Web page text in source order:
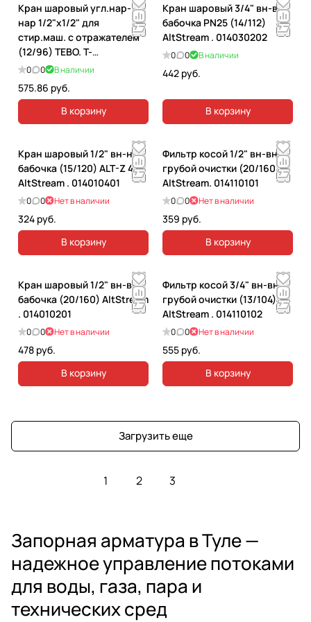
Кран шаровый угл.нар-
нар 1/2"х1/2" для
стир.маш. с отражателем
(12/96) ТЕВО. Т-
КШ.С.555.1212.ХР.CN
0 0 В наличии
575.86 руб.
В корзину
Кран шаровый 3/4" вн-вн
бабочка PN25 (14/112)
AltStream . 014030202
0 0 В наличии
442 руб.
В корзину
Кран шаровый 1/2" вн-нар
бабочка (15/120) ALT-Z 401
AltStream . 014010401
0 0 Нет в наличии
324 руб.
В корзину
Фильтр косой 1/2" вн-вн
грубой очистки (20/160)
AltStream. 014110101
0 0 Нет в наличии
359 руб.
В корзину
Кран шаровый 1/2" вн-вн
бабочка (20/160) AltStream
. 014010201
0 0 Нет в наличии
478 руб.
В корзину
Фильтр косой 3/4" вн-вн
грубой очистки (13/104)
AltStream . 014110102
0 0 Нет в наличии
555 руб.
В корзину
Загрузить еще
1 2 3
Запорная арматура в Туле —
надежное управление потоками
для воды, газа, пара и
технических сред